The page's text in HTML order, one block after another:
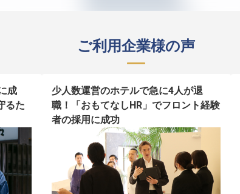
ご利用企業様の声
成
るた
少人数運営のホテルで急に4人が退
職！「おもてなしHR」でフロント経験
者の採用に成功